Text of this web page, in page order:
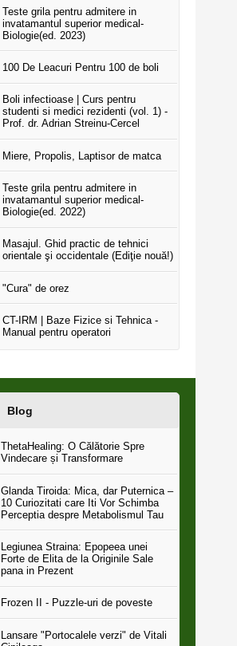
Teste grila pentru admitere in
invatamantul superior medical-
Biologie(ed. 2023)
100 De Leacuri Pentru 100 de boli
Boli infectioase | Curs pentru
studenti si medici rezidenti (vol. 1) -
Prof. dr. Adrian Streinu-Cercel
Miere, Propolis, Laptisor de matca
Teste grila pentru admitere in
invatamantul superior medical-
Biologie(ed. 2022)
Masajul. Ghid practic de tehnici
orientale şi occidentale (Ediţie nouă!)
"Cura" de orez
CT-IRM | Baze Fizice si Tehnica -
Manual pentru operatori
Blog
ThetaHealing: O Călătorie Spre
Vindecare și Transformare
Glanda Tiroida: Mica, dar Puternica –
10 Curiozitati care Iti Vor Schimba
Perceptia despre Metabolismul Tau
Legiunea Straina: Epopeea unei
Forte de Elita de la Originile Sale
pana in Prezent
Frozen II - Puzzle-uri de poveste
Lansare "Portocalele verzi" de Vitali